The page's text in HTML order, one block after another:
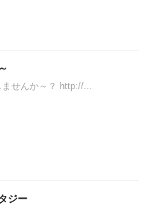
せんか～？ http://...
ジー